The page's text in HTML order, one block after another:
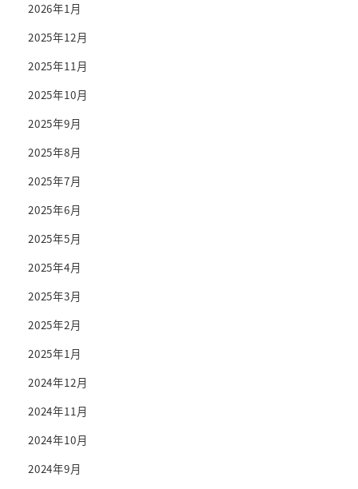
2026年1月
2025年12月
2025年11月
2025年10月
2025年9月
2025年8月
2025年7月
2025年6月
2025年5月
2025年4月
2025年3月
2025年2月
2025年1月
2024年12月
2024年11月
2024年10月
2024年9月